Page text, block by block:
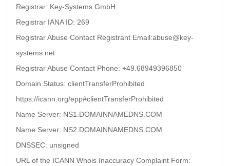
Registrar: Key-Systems GmbH
Registrar IANA ID: 269
Registrar Abuse Contact Registrant Email:abuse@key-
systems.net
Registrar Abuse Contact Phone: +49.68949396850
Domain Status: clientTransferProhibited
https://icann.org/epp#clientTransferProhibited
Name Server: NS1.DOMAINNAMEDNS.COM
Name Server: NS2.DOMAINNAMEDNS.COM
DNSSEC: unsigned
URL of the ICANN Whois Inaccuracy Complaint Form: